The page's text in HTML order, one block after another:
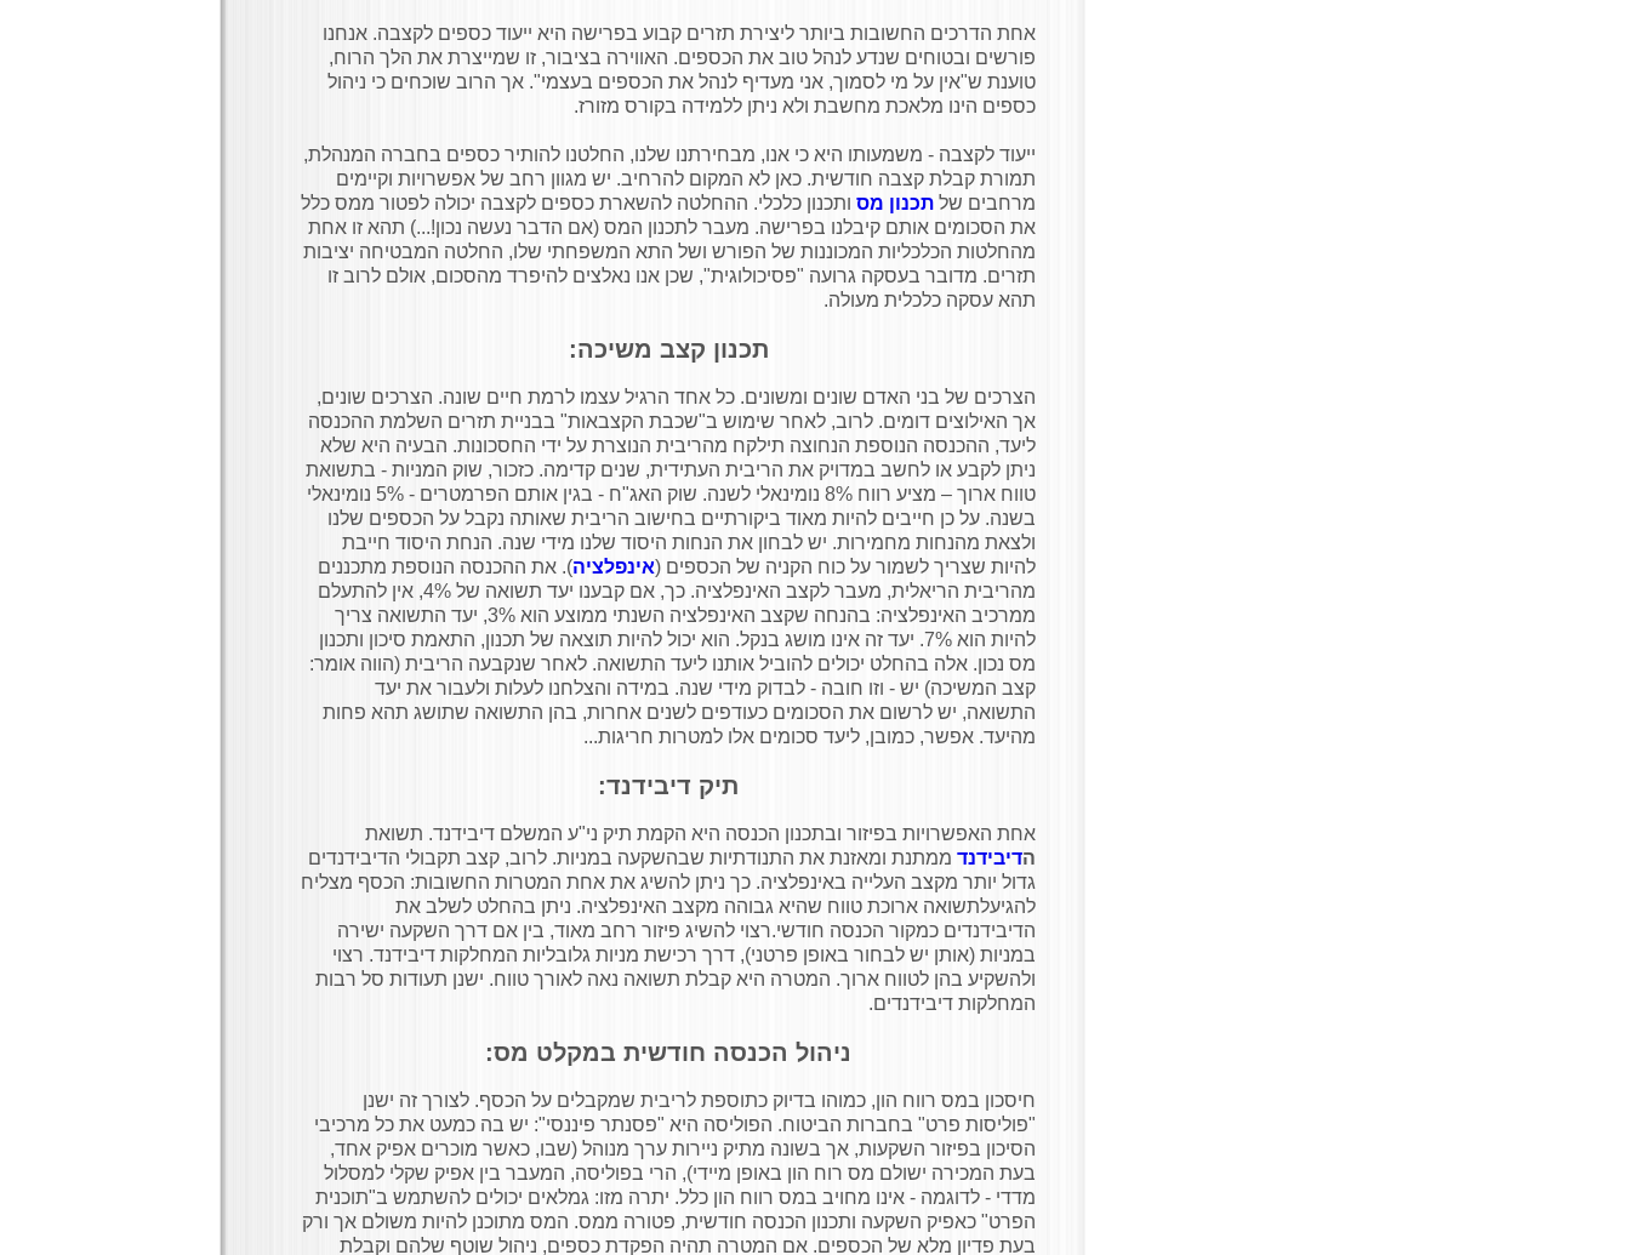
אחת הדרכים החשובות ביותר ליצירת תזרים קבוע בפרישה היא ייעוד כספים לקצבה. אנחנו
פורשים ובטוחים שנדע לנהל טוב את הכספים. האווירה בציבור, זו שמייצרת את הלך הרוח,
טוענת ש"אין על מי לסמוך, אני מעדיף לנהל את הכספים בעצמי". אך הרוב שוכחים כי ניהול
כספים הינו מלאכת מחשבת ולא ניתן ללמידה בקורס מזורז.
ייעוד לקצבה - משמעותו היא כי אנו, מבחירתנו שלנו, החלטנו להותיר כספים בחברה המנהלת,
תמורת קבלת קצבה חודשית. כאן לא המקום להרחיב. יש מגוון רחב של אפשרויות וקיימים
מרחבים של תכנון מס ותכנון כלכלי. ההחלטה להשארת כספים לקצבה יכולה לפטור ממס כלל
את הסכומים אותם קיבלנו בפרישה. מעבר לתכנון המס (אם הדבר נעשה נכון!...) תהא זו אחת
מהחלטות הכלכליות המכוננות של הפורש ושל התא המשפחתי שלו, החלטה המבטיחה יציבות
תזרים. מדובר בעסקה גרועה "פסיכולוגית", שכן אנו נאלצים להיפרד מהסכום, אולם לרוב זו
תהא עסקה כלכלית מעולה.
תכנון קצב משיכה:
הצרכים של בני האדם שונים ומשונים. כל אחד הרגיל עצמו לרמת חיים שונה. הצרכים שונים,
אך האילוצים דומים. לרוב, לאחר שימוש ב"שכבת הקצבאות" בבניית תזרים השלמת ההכנסה
ליעד, ההכנסה הנוספת הנחוצה תילקח מהריבית הנוצרת על ידי החסכונות. הבעיה היא שלא
ניתן לקבע או לחשב במדויק את הריבית העתידית, שנים קדימה. כזכור, שוק המניות - בתשואת
טווח ארוך – מציע רווח 8% נומינאלי לשנה. שוק האג"ח - בגין אותם הפרמטרים - 5% נומינאלי
בשנה. על כן חייבים להיות מאוד ביקורתיים בחישוב הריבית שאותה נקבל על הכספים שלנו
ולצאת מהנחות מחמירות. יש לבחון את הנחות היסוד שלנו מידי שנה. הנחת היסוד חייבת
להיות שצריך לשמור על כוח הקניה של הכספים (אינפלציה). את ההכנסה הנוספת מתכננים
מהריבית הריאלית, מעבר לקצב האינפלציה. כך, אם קבענו יעד תשואה של 4%, אין להתעלם
ממרכיב האינפלציה: בהנחה שקצב האינפלציה השנתי ממוצע הוא 3%, יעד התשואה צריך
להיות הוא 7%. יעד זה אינו מושג בנקל. הוא יכול להיות תוצאה של תכנון, התאמת סיכון ותכנון
מס נכון. אלה בהחלט יכולים להוביל אותנו ליעד התשואה. לאחר שנקבעה הריבית (הווה אומר:
קצב המשיכה) יש - וזו חובה - לבדוק מידי שנה. במידה והצלחנו לעלות ולעבור את יעד
התשואה, יש לרשום את הסכומים כעודפים לשנים אחרות, בהן התשואה שתושג תהא פחות
מהיעד. אפשר, כמובן, ליעד סכומים אלו למטרות חריגות...
תיק דיבידנד:
אחת האפשרויות בפיזור ובתכנון הכנסה היא הקמת תיק ני"ע המשלם דיבידנד. תשואת
הדיבידנד ממתנת ומאזנת את התנודתיות שבהשקעה במניות. לרוב, קצב תקבולי הדיבידנדים
גדול יותר מקצב העלייה באינפלציה. כך ניתן להשיג את אחת המטרות החשובות: הכסף מצליח
להגיעלתשואה ארוכת טווח שהיא גבוהה מקצב האינפלציה. ניתן בהחלט לשלב את
הדיבידנדים כמקור הכנסה חודשי.רצוי להשיג פיזור רחב מאוד, בין אם דרך השקעה ישירה
במניות (אותן יש לבחור באופן פרטני), דרך רכישת מניות גלובליות המחלקות דיבידנד. רצוי
ולהשקיע בהן לטווח ארוך. המטרה היא קבלת תשואה נאה לאורך טווח. ישנן תעודות סל רבות
המחלקות דיבידנדים.
ניהול הכנסה חודשית במקלט מס:
חיסכון במס רווח הון, כמוהו בדיוק כתוספת לריבית שמקבלים על הכסף. לצורך זה ישנן
"פוליסות פרט" בחברות הביטוח. הפוליסה היא "פסנתר פיננסי": יש בה כמעט את כל מרכיבי
הסיכון בפיזור השקעות, אך בשונה מתיק ניירות ערך מנוהל (שבו, כאשר מוכרים אפיק אחד,
בעת המכירה ישולם מס רוח הון באופן מיידי), הרי בפוליסה, המעבר בין אפיק שקלי למסלול
מדדי - לדוגמה - אינו מחויב במס רווח הון כלל. יתרה מזו: גמלאים יכולים להשתמש ב"תוכנית
הפרט" כאפיק השקעה ותכנון הכנסה חודשית, פטורה ממס. המס מתוכנן להיות משולם אך ורק
בעת פדיון מלא של הכספים. אם המטרה תהיה הפקדת כספים, ניהול שוטף שלהם וקבלת